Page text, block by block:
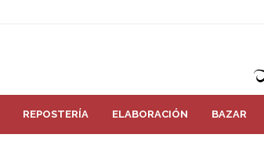
REPOSTERÍA ELABORACIÓN BAZAR